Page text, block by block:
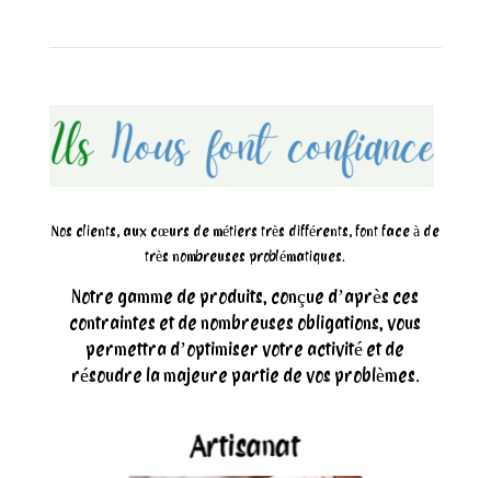
Nos clients, aux cœurs de métiers très différents, font face à de
très nombreuses problématiques.
Notre gamme de produits, conçue d’après ces
contraintes et de nombreuses obligations, vous
permettra d’optimiser votre activité et de
résoudre la majeure partie de vos problèmes.